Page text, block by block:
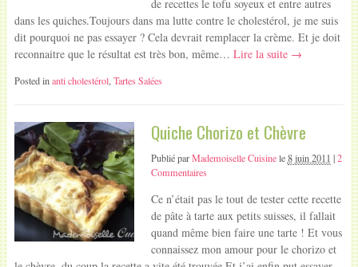
de recettes le tofu soyeux et entre autres
dans les quiches.Toujours dans ma lutte contre le cholestérol, je me suis
dit pourquoi ne pas essayer ? Cela devrait remplacer la crème. Et je doit
reconnaitre que le résultat est très bon, même… Lire la suite →
Posted inanti cholestérol, Tartes Salées
Quiche Chorizo et Chèvre
Publié parMademoiselle Cuisinele8 juin 2011 |2
Commentaires
Ce n’était pas le tout de tester cette recette
de pâte à tarte aux petits suisses, il fallait
quand même bien faire une tarte ! Et vous
connaissez mon amour pour le chorizo et